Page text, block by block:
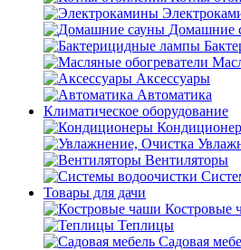
Домашние
Аксессуары
Автоматика
Климатическое оборудование
Вентиляторы
Товары для дачи
Костровые
Теплицы
Садовая